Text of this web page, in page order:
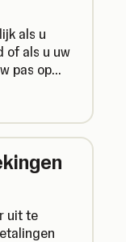
als u
of als u uw
pas op
uit te